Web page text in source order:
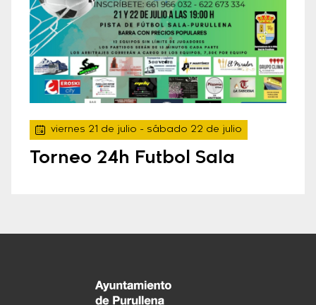
viernes 21 de julio - sábado 22 de julio
Torneo 24h Futbol Sala